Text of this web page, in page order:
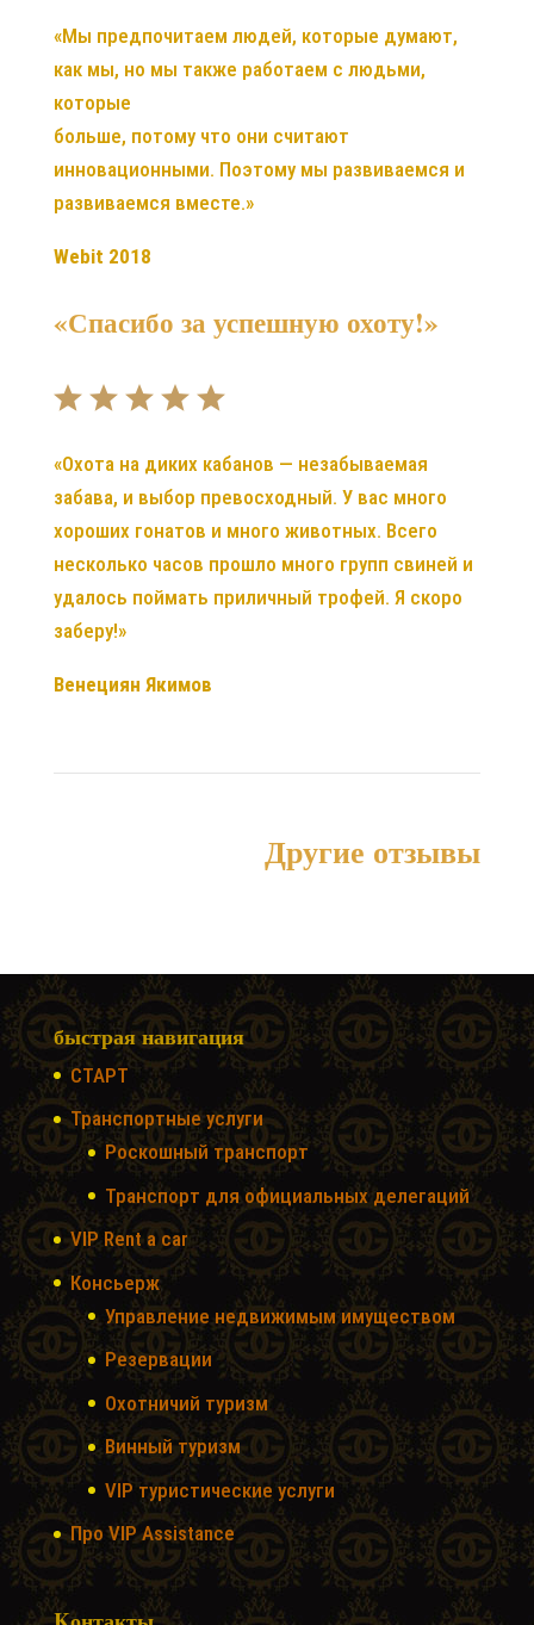
«Мы предпочитаем людей, которые думают,
как мы, но мы также работаем с людьми,
которые
больше, потому что они считают
инновационными. Поэтому мы развиваемся и
развиваемся вместе.»
Webit 2018
«Спасибо за успешную охоту!»
«Охота на диких кабанов — незабываемая
забава, и выбор превосходный. У вас много
хороших гонатов и много животных. Всего
несколько часов прошло много групп свиней и
удалось поймать приличный трофей. Я скоро
заберу!»
Венециян Якимов
Другие отзывы
быстрая навигация
СТАРТ
Транспортные услуги
Роскошный транспорт
Транспорт для официальных делегаций
VIP Rent a car
Консьерж
Управление недвижимым имуществом
Резервации
Охотничий туризм
Винный туризм
VIP туристические услуги
Про VIP Assistance